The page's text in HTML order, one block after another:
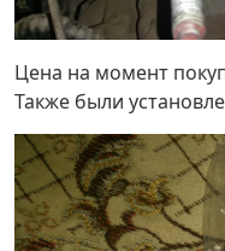
Цена на момент
Также были